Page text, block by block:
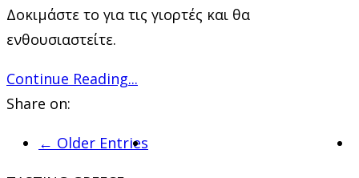
Δοκιμάστε το για τις γιορτές και θα
ενθουσιαστείτε.
Continue Reading...
Share on:
← Older Entries